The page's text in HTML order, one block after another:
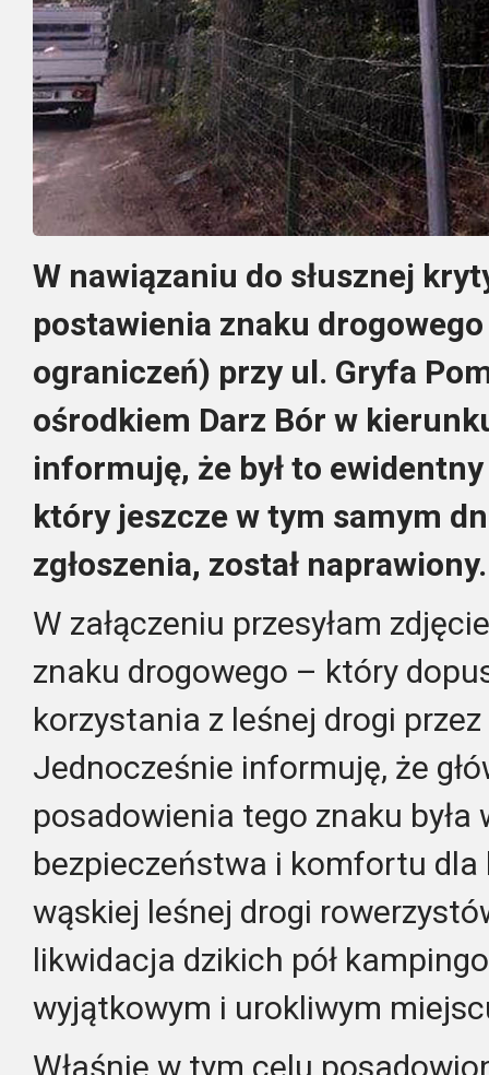
W nawiązaniu do słusznej
postawienia znaku
ograniczeń) przy ul. Gryfa
ośrodkiem Darz Bór w
informuję, że był to ewidentny
który jeszcze w tym samym
zgłoszenia, został naprawiony.
W załączeniu przesyłam
znaku drogowego – który
korzystania z leśnej drogi
Jednocześnie informuję, że
posadowienia tego znaku była
bezpieczeństwa i komfortu
wąskiej leśnej drogi
likwidacja dzikich pół
wyjątkowym i urokliwym
Właśnie w tym celu